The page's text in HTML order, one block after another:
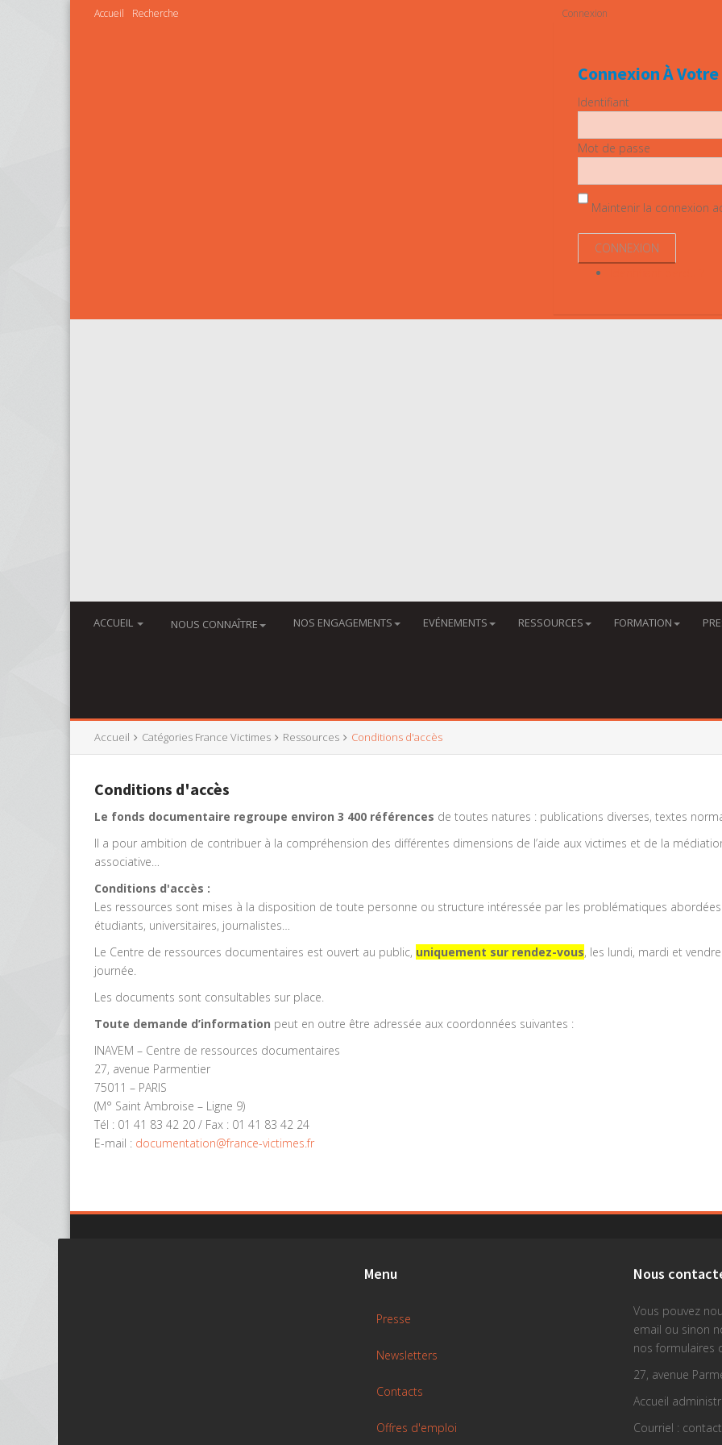
Accueil Recherche Connexion
Connexion À
Identifiant
Mot de passe
Maintenir la connexion
ACCUEIL NOUS CONNAÎTRE NOS ENGAGEMENTS EVÉNEMENTS RESSOURCES FORMATION
Accueil Catégories France Victimes Ressources Conditions d'accès
Conditions d'accès
Le fonds documentaire regroupe environ 3 400 références de toutes natures : publications diverses, textes
Il a pour ambition de contribuer à la compréhension des différentes dimensions de l’aide aux victimes et de la
associative…
Conditions d'accès :
Les ressources sont mises à la disposition de toute personne ou structure intéressée par les problématiques
étudiants, universitaires, journalistes…
Le Centre de ressources documentaires est ouvert au public, uniquement sur rendez-vous, les lundi, mardi et
journée.
Les documents sont consultables sur place.
Toute demande d’information peut en outre être adressée aux coordonnées suivantes :
INAVEM – Centre de ressources documentaires
27, avenue Parmentier
75011 – PARIS
(M° Saint Ambroise – Ligne 9)
Tél : 01 41 83 42 20 / Fax : 01 41 83 42 24
E-mail : documentation@france-victimes.fr
Menu
Presse
Newsletters
Contacts
Offres d'emploi
Nous
Vous pouvez
email ou sinon
nos formulaires
27, avenue
Accueil
Courriel :